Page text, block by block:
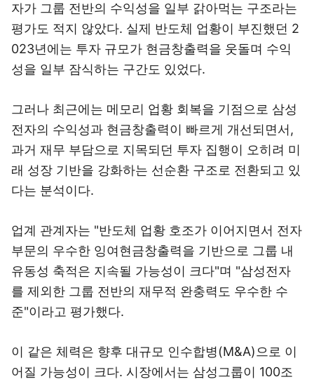
자가 그룹 전반의 수익성을 일부 갉아먹는 구조라는
평가도 적지 않았다. 실제 반도체 업황이 부진했던 2
023년에는 투자 규모가 현금창출력을 웃돌며 수익
성을 일부 잠식하는 구간도 있었다.
그러나 최근에는 메모리 업황 회복을 기점으로 삼성
전자의 수익성과 현금창출력이 빠르게 개선되면서,
과거 재무 부담으로 지목되던 투자 집행이 오히려 미
래 성장 기반을 강화하는 선순환 구조로 전환되고 있
다는 분석이다.
업계 관계자는 "반도체 업황 호조가 이어지면서 전자
부문의 우수한 잉여현금창출력을 기반으로 그룹 내
유동성 축적은 지속될 가능성이 크다"며 "삼성전자
를 제외한 그룹 전반의 재무적 완충력도 우수한 수
준"이라고 평가했다.
이 같은 체력은 향후 대규모 인수합병(M&A)으로 이
어질 가능성이 크다. 시장에서는 삼성그룹이 100조